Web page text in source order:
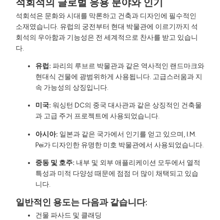
석회석은 문화와 시대를 막론하고 건축과 디자인에 필수적인
소재였습니다. 유럽의 궁전부터 현대 박물관에 이르기까지 석
회석의 우아함과 기능성은 전 세계적으로 찬사를 받고 있습니
다.
유럽: 파리의 루브르 박물관과 같은 역사적인 랜드마크와
현대식 건물에 광범위하게 사용됩니다. 고급스러움과 지
속 가능성의 상징입니다.
미국: 워싱턴 DC의 중국 대사관과 같은 상징적인 건축물
과 고급 주거 프로젝트에 사용되었습니다.
아시아: 일본과 같은 국가에서 인기를 얻고 있으며, I.M.
Pei가 디자인한 유명한 미호 박물관에서 사용되었습니다.
중동 및 호주: 내부 및 외부 애플리케이션 모두에서 열적
특성과 미적 다양성 때문에 점점 더 많이 채택되고 있습
니다.
일반적인 용도는 다음과 같습니다:
건물 파사드 및 클래딩